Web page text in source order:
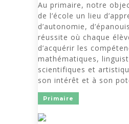
Au primaire, notre
de l’école un lieu
d’autonomie,
réussite où chaque
d’acquérir les
mathématiques,
scientifiques et
son intérêt et à son
Primaire